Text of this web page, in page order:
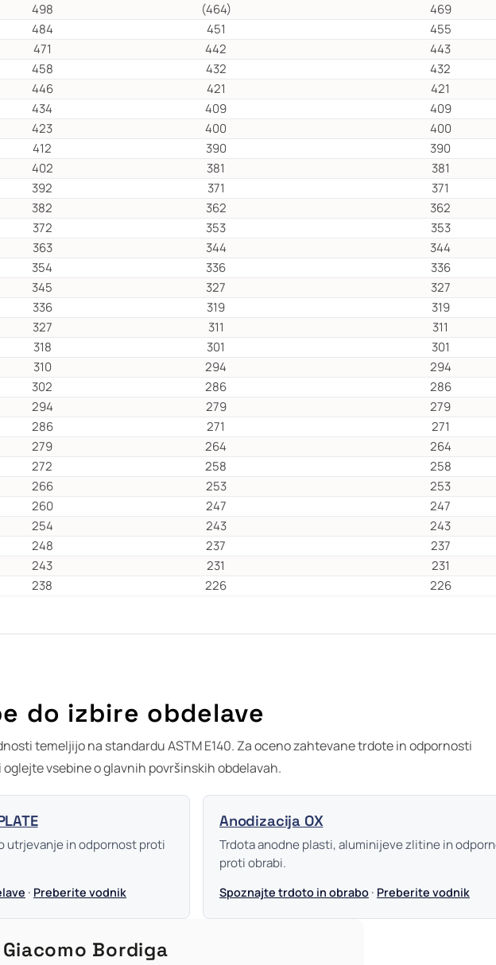
498 (464)
469
484 451
455
471 442
443
458 432
432
446 421
421
434 409
409
423 400
400
412 390
390
402 381
381
392 371
371
382 362
362
372 353
353
363 344
344
354 336
336
345 327
327
336 319
319
327 311
311
318 301
301
310 294
294
302 286
286
294 279
279
286 271
271
279 264
264
272 258
258
266 253
253
260 247
247
254 243
243
248 237
237
243 231
231
238 226 226
do izbire obdelave
temeljijo na standardu ASTM E140. Za oceno zahtevane trdote in odpornosti
vsebine o glavnih površinskih obdelavah.
utrjevanje in odpornost proti
· Preberite vodnik
Anodizacija OX
Trdota anodne plasti, aluminijeve zlitine in
proti obrabi.
Spoznajte trdoto in obrabo · Preberite vodnik
Bordiga